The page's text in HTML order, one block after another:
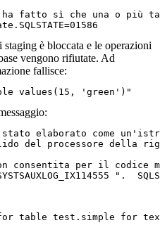
ha fatto sì che una o più
è bloccata e le operazioni
vengono rifiutate. Ad
fallisce:
values(15, 'green')"
stato elaborato come
del processore della
non consentita per il
".